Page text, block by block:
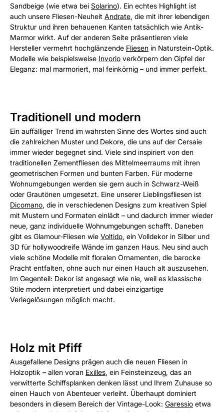
Sandbeige (wie etwa bei Solarino). Ein echtes Highlight ist
auch unsere Fliesen-Neuheit Andrate, die mit ihrer lebendigen
Struktur und ihren behauenen Kanten tatsächlich wie Antik-
Marmor wirkt. Auf der anderen Seite präsentieren viele
Hersteller vermehrt hochglänzende Fliesen in Naturstein-Optik.
Modelle wie beispielsweise Invorio verkörpern den Gipfel der
Eleganz: mal marmoriert, mal feinkörnig – und immer perfekt.
Traditionell und modern
Ein auffälliger Trend im wahrsten Sinne des Wortes sind auch
die zahlreichen Muster und Dekore, die uns auf der Cersaie
immer wieder begegnet sind. Viele sind inspiriert von den
traditionellen Zementfliesen des Mittelmeerraums mit ihren
geometrischen Formen und bunten Farben. Für moderne
Wohnumgebungen werden sie gern auch in Schwarz-Weiß
oder Grautönen umgesetzt. Eine unserer Lieblingsfliesen ist
Dicomano, die in verschiedenen Designs zum kreativen Spiel
mit Mustern und Formaten einlädt – und dadurch immer wieder
neue, ganz individuelle Wohnumgebungen schafft. Daneben
gibt es Glamour-Fliesen wie Voltido, ein Volldekor in Silber und
3D für hollywoodreife Wände im ganzen Haus. Neu sind auch
viele schöne Modelle mit floralen Ornamenten, die barocke
Pracht entfalten, ohne auch nur einen Hauch alt auszusehen.
Im Gegenteil: Dekor ist angesagt wie nie, weil es klassische
Stile modern interpretiert und dabei einzigartige
Verlegelösungen möglich macht.
Holz mit Pfiff
Ausgefallene Designs prägen auch die neuen Fliesen in
Holzoptik – allen voran Exilles, ein Feinsteinzeug, das an
verwitterte Schiffsplanken denken lässt und Ihrem Zuhause so
einen Hauch von Abenteuer verleiht. Überhaupt dominiert
besonders in diesem Bereich der Vintage-Look: Garessio etwa